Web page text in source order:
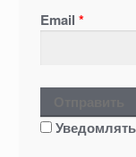
Email*